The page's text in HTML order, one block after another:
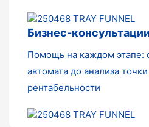
Бизнес-консультации
Помощь на каждом этапе:
автомата до анализа
рентабельности